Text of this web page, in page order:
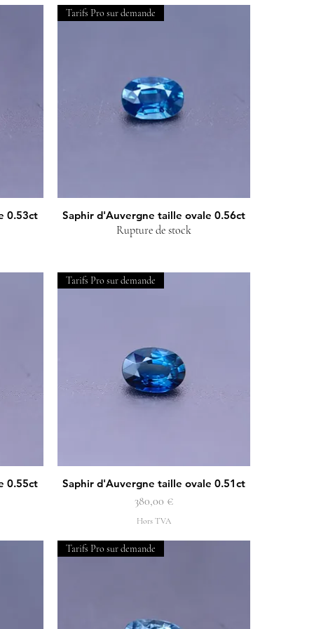
0.53ct Aperçu rapide
Tarifs Pro sur demande
Saphir d'Auvergne taille ovale 0.56ct
Rupture de stock
0.55ct Aperçu rapide
Tarifs Pro sur demande
Saphir d'Auvergne taille ovale 0.51ct
Prix
380,00 €
Hors TVA
Tarifs Pro sur demande